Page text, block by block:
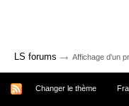
LS forums → Affichage d'un
Changer le thème